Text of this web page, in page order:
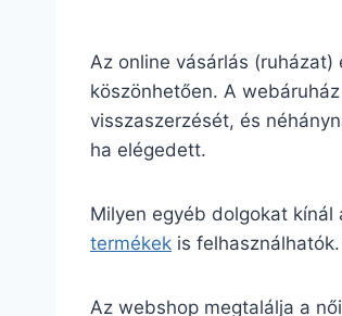
Az online vásárlás
köszönhetően. A
visszaszerzését, és
ha elégedett.
Milyen egyéb dolgokat kínál
termékek is
Az webshop megtalálja a